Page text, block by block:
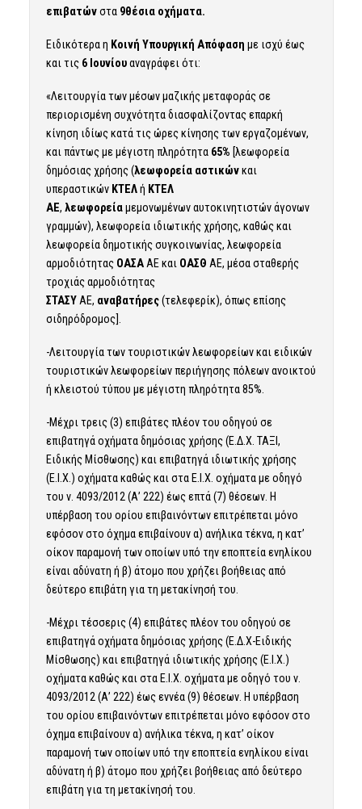
επιβατώνστα 9θέσια οχήματα.
Ειδικότερα η Κοινή Υπουργική Απόφαση με ισχύ έως
και τις 6 Ιουνίουαναγράφει ότι:
«Λειτουργία των μέσων μαζικής μεταφοράς σε
περιορισμένη συχνότητα διασφαλίζοντας επαρκή
κίνηση ιδίως κατά τις ώρες κίνησης των εργαζομένων,
και πάντως με μέγιστη πληρότητα 65% [λεωφορεία
δημόσιας χρήσης (λεωφορεία αστικώνκαι
υπεραστικών ΚΤΕΛή ΚΤΕΛ
ΑΕ, λεωφορείαμεμονωμένων αυτοκινητιστών άγονων
γραμμών), λεωφορεία ιδιωτικής χρήσης, καθώς και
λεωφορεία δημοτικής συγκοινωνίας, λεωφορεία
αρμοδιότητας ΟΑΣΑΑΕ και ΟΑΣΘ ΑΕ, μέσα σταθερής
τροχιάς αρμοδιότητας
ΣΤΑΣΥΑΕ, αναβατήρες(τελεφερίκ), όπως επίσης
σιδηρόδρομος].
-Λειτουργία των τουριστικών λεωφορείων και ειδικών
τουριστικών λεωφορείων περιήγησης πόλεων ανοικτού
ή κλειστού τύπου με μέγιστη πληρότητα 85%.
-Μέχρι τρεις (3) επιβάτες πλέον του οδηγού σε
επιβατηγά οχήματα δημόσιας χρήσης (Ε.Δ.Χ. ΤΑΞΙ,
Ειδικής Μίσθωσης) και επιβατηγά ιδιωτικής χρήσης
(Ε.Ι.Χ.) οχήματα καθώς και στα Ε.Ι.Χ. οχήματα με οδηγό
του ν. 4093/2012 (Α’ 222) έως επτά (7) θέσεων. Η
υπέρβαση του ορίου επιβαινόντων επιτρέπεται μόνο
εφόσον στο όχημα επιβαίνουν α) ανήλικα τέκνα, η κατ’
οίκον παραμονή των οποίων υπό την εποπτεία ενηλίκου
είναι αδύνατη ή β) άτομο που χρήζει βοήθειας από
δεύτερο επιβάτη για τη μετακίνησή του.
-Μέχρι τέσσερις (4) επιβάτες πλέον του οδηγού σε
επιβατηγά οχήματα δημόσιας χρήσης (Ε.Δ.Χ-Ειδικής
Μίσθωσης) και επιβατηγά ιδιωτικής χρήσης (Ε.Ι.Χ.)
οχήματα καθώς και στα Ε.Ι.Χ. οχήματα με οδηγό του ν.
4093/2012 (Α’ 222) έως εννέα (9) θέσεων. Η υπέρβαση
του ορίου επιβαινόντων επιτρέπεται μόνο εφόσον στο
όχημα επιβαίνουν α) ανήλικα τέκνα, η κατ’ οίκον
παραμονή των οποίων υπό την εποπτεία ενηλίκου είναι
αδύνατη ή β) άτομο που χρήζει βοήθειας από δεύτερο
επιβάτη για τη μετακίνησή του.